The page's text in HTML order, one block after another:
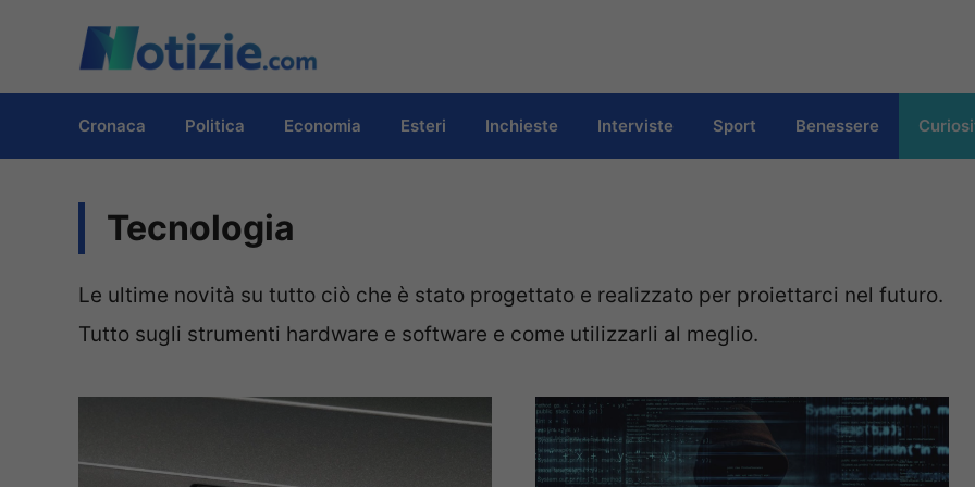
contenuto
Cronaca Politica Economia Esteri Inchieste Interviste Sport Benessere
Tecnologia
Le ultime novità su tutto ciò che è stato progettato e realizzato per proiettarci nel futuro.
Tutto sugli strumenti hardware e software e come utilizzarli al meglio.